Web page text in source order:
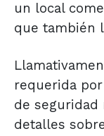
un local
que también
requerida
de seguridad
detalles